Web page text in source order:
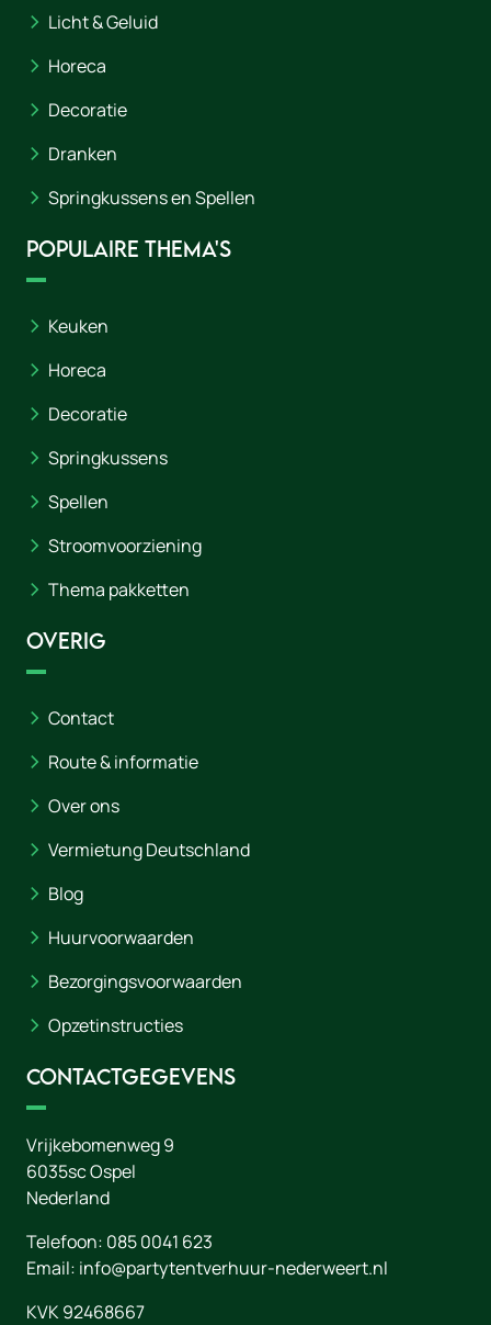
Licht & Geluid
Horeca
Decoratie
Dranken
Springkussens en Spellen
Populaire thema's
Keuken
Horeca
Decoratie
Springkussens
Spellen
Stroomvoorziening
Thema pakketten
Overig
Contact
Route & informatie
Over ons
Vermietung Deutschland
Blog
Huurvoorwaarden
Bezorgingsvoorwaarden
Opzetinstructies
Contactgegevens
Vrijkebomenweg 9
6035scOspel
Nederland
Telefoon: 085 0041 623
Email: info@partytentverhuur-nederweert.nl
KVK 92468667